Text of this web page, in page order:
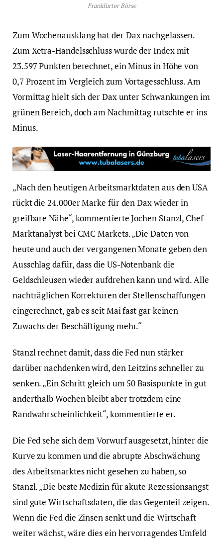
Frankfurter Börse
Zum Wochenausklang hat der Dax nachgelassen.
Zum Xetra-Handelsschluss wurde der Index mit
23.597 Punkten berechnet, ein Minus in Höhe von
0,7 Prozent im Vergleich zum Vortagesschluss. Am
Vormittag hielt sich der Dax unter Schwankungen im
grünen Bereich, doch am Nachmittag rutschte er ins
Minus.
„Nach den heutigen Arbeitsmarktdaten aus den USA
rückt die 24.000er Marke für den Dax wieder in
greifbare Nähe“, kommentierte Jochen Stanzl, Chef-
Marktanalyst bei CMC Markets. „Die Daten von
heute und auch der vergangenen Monate geben den
Ausschlag dafür, dass die US-Notenbank die
Geldschleusen wieder aufdrehen kann und wird. Alle
nachträglichen Korrekturen der Stellenschaffungen
eingerechnet, gab es seit Mai fast gar keinen
Zuwachs der Beschäftigung mehr.“
Stanzl rechnet damit, dass die Fed nun stärker
darüber nachdenken wird, den Leitzins schneller zu
senken. „Ein Schritt gleich um 50 Basispunkte in gut
anderthalb Wochen bleibt aber trotzdem eine
Randwahrscheinlichkeit“, kommentierte er.
Die Fed sehe sich dem Vorwurf ausgesetzt, hinter die
Kurve zu kommen und die abrupte Abschwächung
des Arbeitsmarktes nicht gesehen zu haben, so
Stanzl. „Die beste Medizin für akute Rezessionsangst
sind gute Wirtschaftsdaten, die das Gegenteil zeigen.
Wenn die Fed die Zinsen senkt und die Wirtschaft
weiter wächst, wäre dies ein hervorragendes Umfeld